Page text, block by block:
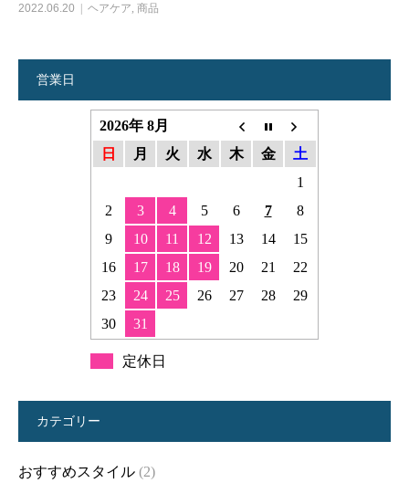
2022.06.20 ヘアケア, 商品
営業日
2026年 8月
日
月 火 水 木 金
土
1
2
3 4 5 6 7
8
9
10 11 12 13 14
15
16
17 18 19 20 21
22
23
24 25 26 27 28
29
30
31
定休日
カテゴリー
おすすめスタイル (2)